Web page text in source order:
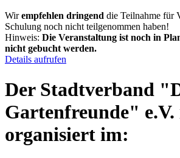
Wirempfehlen dringend die Teilnahme für
Schulung noch nicht teilgenommen haben!
Hinweis: Die Veranstaltung ist noch in
nicht gebucht werden.
Details aufrufen
Der Stadtverband
Gartenfreunde" e.V.
organisiert im: